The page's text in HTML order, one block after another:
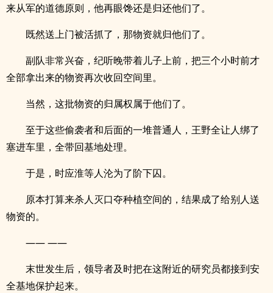
来从军的道德原则，他再眼馋还是归还他们了。
既然送上门被活抓了，那物资就归他们了。
副队非常兴奋，纪听晚带着儿子上前，把三个小时前才
全部拿出来的物资再次收回空间里。
当然，这批物资的归属权属于他们了。
至于这些偷袭者和后面的一堆普通人，王野全让人绑了
塞进车里，全带回基地处理。
于是，时应淮等人沦为了阶下囚。
原本打算来杀人灭口夺种植空间的，结果成了给别人送
物资的。
—— ——
末世发生后，领导者及时把在这附近的研究员都接到安
全基地保护起来。